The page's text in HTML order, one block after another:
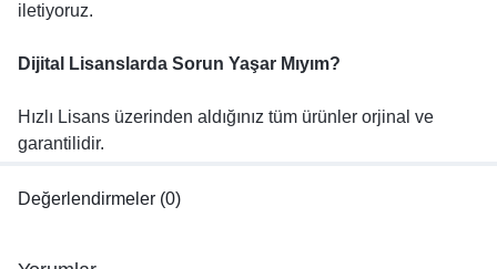
iletiyoruz.
Dijital Lisanslarda Sorun Yaşar Mıyım?
Hızlı Lisans üzerinden aldığınız tüm ürünler orjinal ve
garantilidir.
Değerlendirmeler (0)